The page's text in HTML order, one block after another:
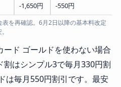
-1,650円 -550円
を再確認。6月2日以降の基本料改定
ド ゴールドを使わない場合
割はシンプル3で毎月330円割
は毎月550円割引です。最安